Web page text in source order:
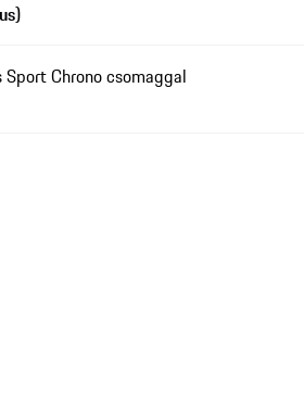
Chrono csomaggal